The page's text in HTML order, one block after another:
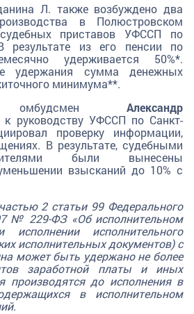
Л. также возбуждено два
в Полюстровском
приставов УФССП по
В результате из его пенсии по
удерживается 50%*.
удержания сумма денежных
минимума**.
омбудсмен Александр
к руководству УФССП по Санкт-
проверку информации,
В результате, судебными
были вынесены
взысканий до 10% с
2 статьи 99 Федерального
№ 229-ФЗ «Об исполнительном
исполнении исполнительного
исполнительных документов) с
может быть удержано не более
заработной платы и иных
производятся до исполнения в
в исполнительном